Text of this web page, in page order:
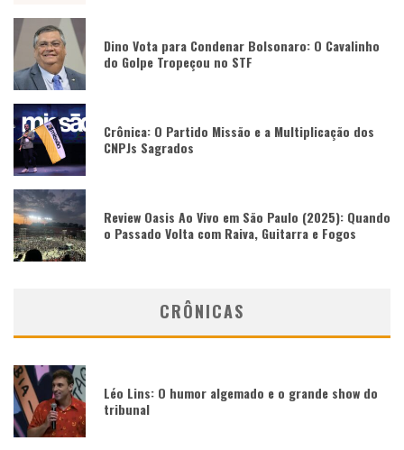
Dino Vota para Condenar Bolsonaro: O Cavalinho
do Golpe Tropeçou no STF
Crônica: O Partido Missão e a Multiplicação dos
CNPJs Sagrados
Review Oasis Ao Vivo em São Paulo (2025): Quando
o Passado Volta com Raiva, Guitarra e Fogos
CRÔNICAS
Léo Lins: O humor algemado e o grande show do
tribunal